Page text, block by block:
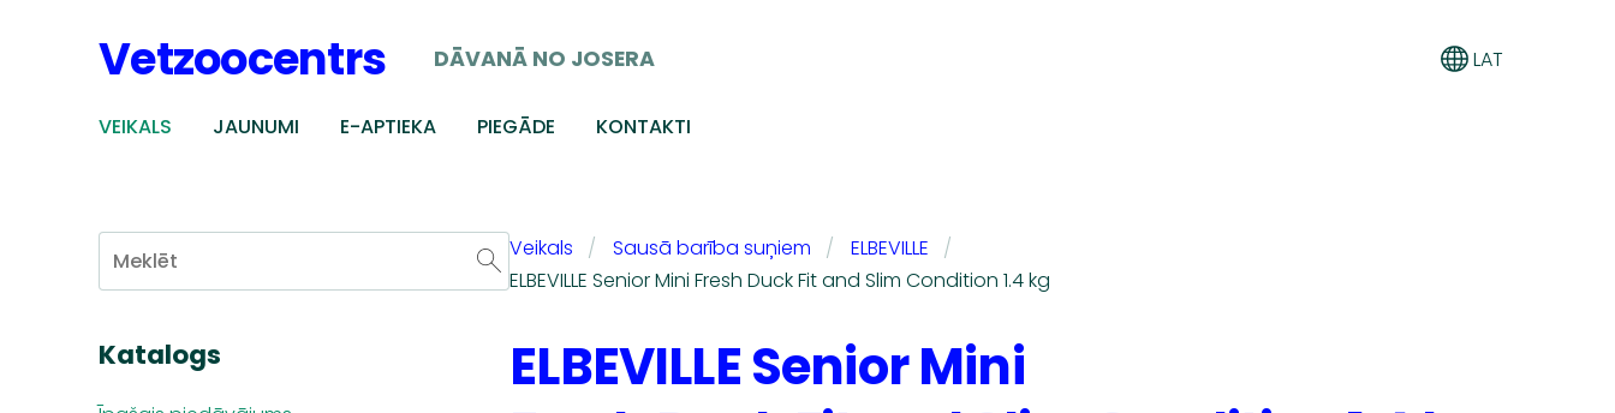
Vetzoocentrs DĀVANĀ NO JOSERA
VEIKALS JAUNUMI E-APTIEKA PIEGĀDE KONTAKTI
LAT
Katalogs
Veikals Sausā barība suņiem
ELBEVILLE
ELBEVILLE Senior Mini Fresh Duck Fit and Slim Condition 1.4 kg
ELBEVILLE Senior Mini